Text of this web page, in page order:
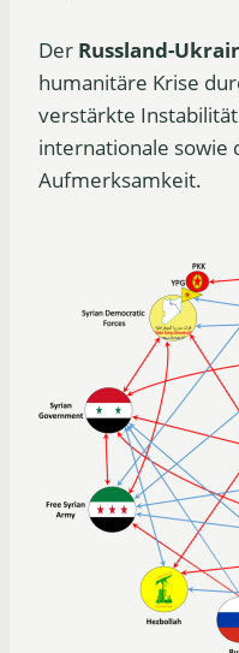
Der Russland-
humanitäre Krise
verstärkte
internationale sowie
Aufmerksamkeit.